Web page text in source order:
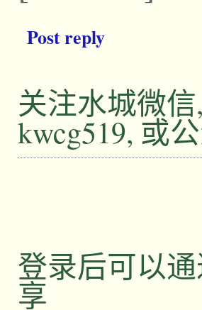
Post reply
关注水城微
kwcg519, 或
登录后可以
享